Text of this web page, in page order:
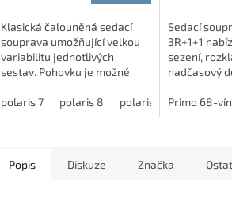
Klasická čalouněná sedací
souprava umožňující velkou
variabilitu jednotlivých
sestav. Pohovku je možné
úložný prostor. Křeslo může
polaris 7 polaris 8 polaris 10 polaris 14
Sedací
3R+1+1
sezení,
nadčasový
samostatná
Primo 68-
Popis Diskuze Značka